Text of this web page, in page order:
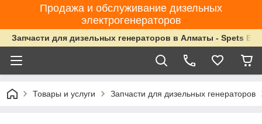
Продажа и обслуживание дизельных
электрогенераторов
Запчасти для дизельных генераторов в Алматы - Spets
Товары и услуги Запчасти для дизельных генераторов